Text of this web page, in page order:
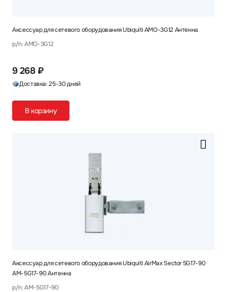
Аксессуар для сетевого оборудования Ubiquiti AMO-3G12 Антенна
p/n: AMO-3G12
9 268 ₽
Доставка: 25-30 дней
В корзину
Аксессуар для сетевого оборудования Ubiquiti AirMax Sector 5G17-90
AM-5G17-90 Антенна
p/n: AM-5G17-90